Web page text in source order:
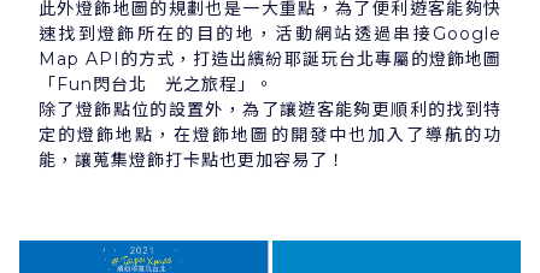
此外燈飾地圖的規劃也是一大重點，為了便利遊客能夠快
速找到燈飾所在的目的地，活動網站透過串接Google
Map API的方式，打造出繽紛耶誕玩台北專屬的燈飾地圖
「Fun閃台北 光之旅程」。
除了燈飾點位的設置外，為了讓遊客能夠更順利的找到特
定的燈飾地點，在燈飾地圖的開發中也加入了導航的功
能，讓蒐集燈飾打卡點也更加容易了！